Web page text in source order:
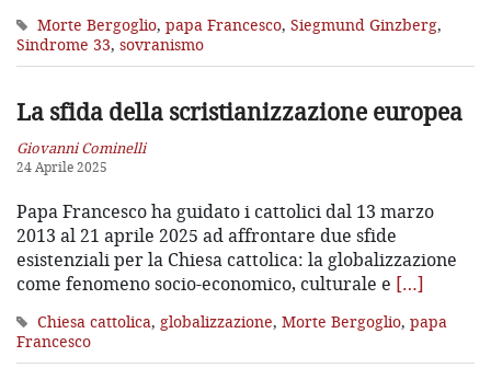
Morte Bergoglio, papa Francesco, Siegmund Ginzberg,
Sindrome 33, sovranismo
La sfida della scristianizzazione europea
Giovanni Cominelli
24 Aprile 2025
Papa Francesco ha guidato i cattolici dal 13 marzo
2013 al 21 aprile 2025 ad affrontare due sfide
esistenziali per la Chiesa cattolica: la globalizzazione
come fenomeno socio-economico, culturale e […]
Chiesa cattolica, globalizzazione, Morte Bergoglio, papa
Francesco